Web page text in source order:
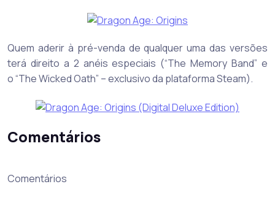
Quem aderir à pré-venda de qualquer uma das versões
terá direito a 2 anéis especiais (“The Memory Band” e
o “The Wicked Oath” – exclusivo da plataforma Steam).
Comentários
Comentários